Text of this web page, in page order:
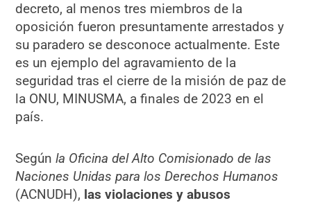
decreto, al menos tres miembros de la
oposición fueron presuntamente arrestados y
su paradero se desconoce actualmente. Este
es un ejemplo del agravamiento de la
seguridad tras el cierre de la misión de paz de
la ONU, MINUSMA, a finales de 2023 en el
país.
Segúnla Oficina del Alto Comisionado de las
Naciones Unidas para los Derechos Humanos
(ACNUDH), las violaciones y abusos